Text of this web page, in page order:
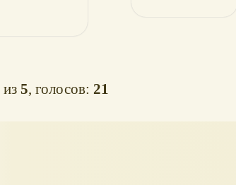
из5 , голосов: 21